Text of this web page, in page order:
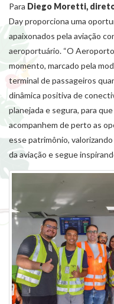
Para Diego Moretti,
Day proporciona uma
apaixonados pela aviação
aeroportuário. “O
momento, marcado pela
terminal de passageiros
dinâmica positiva de
planejada e segura, para
acompanhem de perto as
esse patrimônio,
da aviação e segue